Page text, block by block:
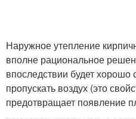
Наружное утепление
вполне рациональное
впоследствии будет хорошо
пропускать воздух (это
предотвращает появление